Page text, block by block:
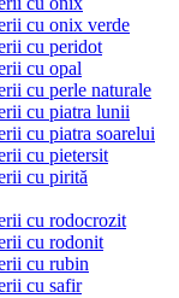
cu onix verde
cu peridot
cu opal
cu perle naturale
cu piatra lunii
cu piatra soarelui
cu pietersit
cu pirită
cu rodocrozit
cu rodonit
cu rubin
cu safir